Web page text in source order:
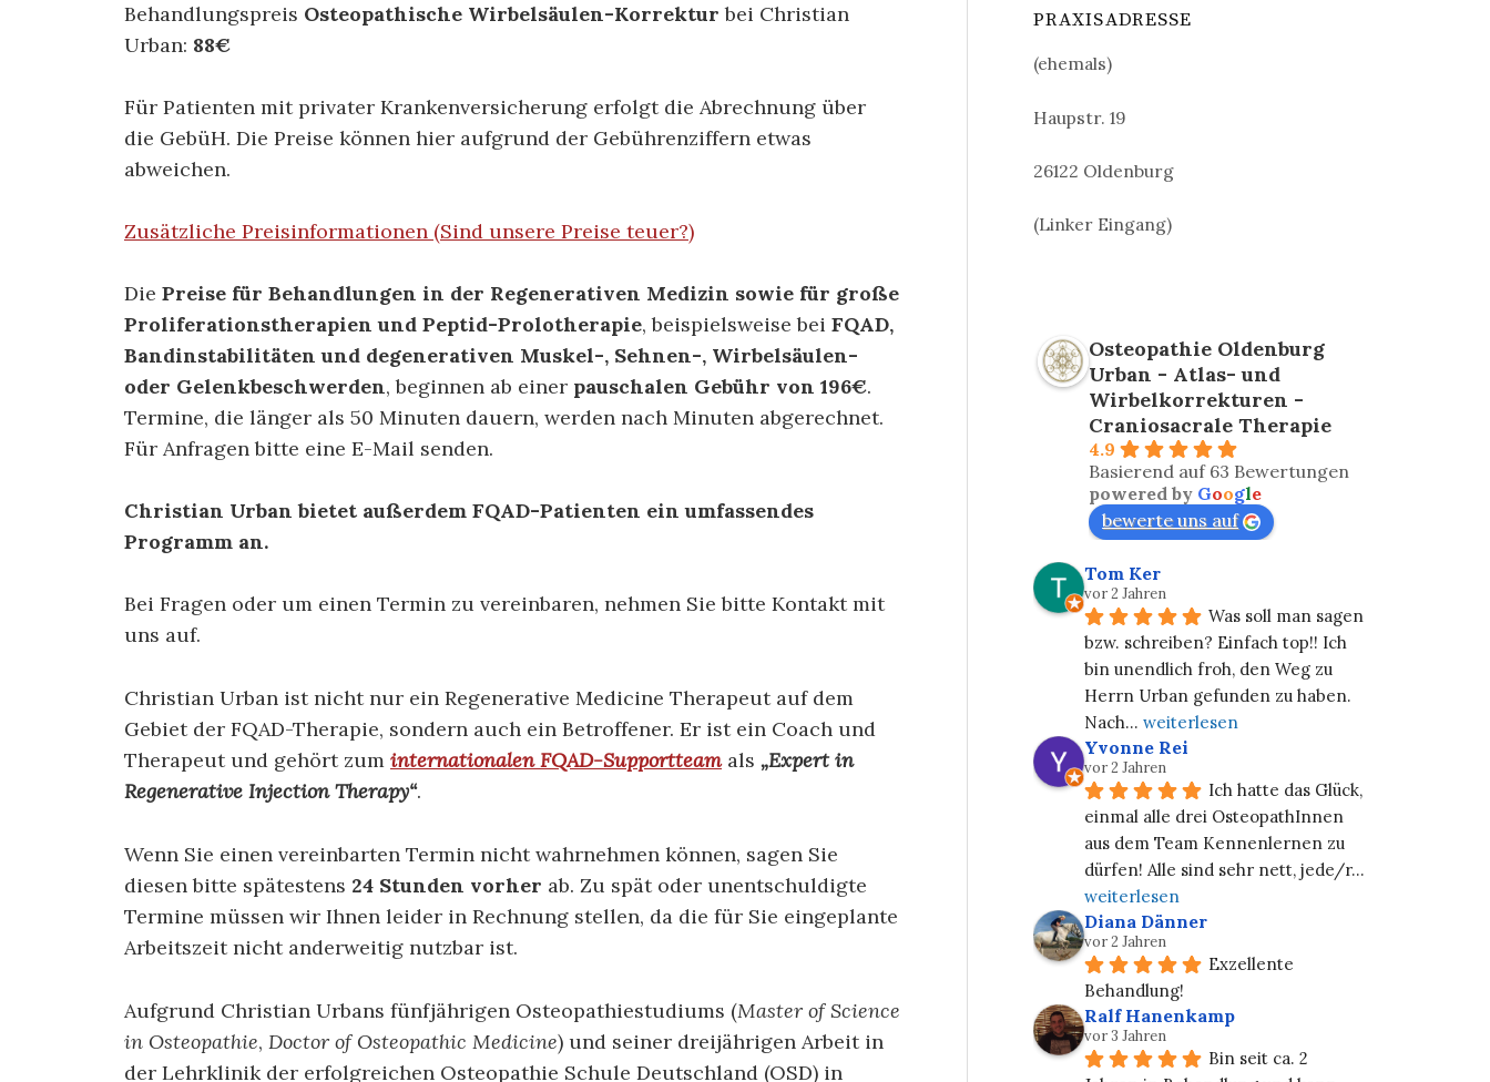
Behandlungspreis Osteopathische Wirbelsäulen-Korrektur bei Christian
Urban: 88€
Für Patienten mit privater Krankenversicherung erfolgt die Abrechnung über
die GebüH. Die Preise können hier aufgrund der Gebührenziffern etwas
abweichen.
Zusätzliche Preisinformationen (Sind unsere Preise teuer?)
Die Preise für Behandlungen in der Regenerativen Medizin sowie für große
Proliferationstherapien und Peptid-Prolotherapie, beispielsweise bei FQAD,
Bandinstabilitäten und degenerativen Muskel-, Sehnen-, Wirbelsäulen-
oder Gelenkbeschwerden, beginnen ab einer pauschalen Gebühr von 196€.
Termine, die länger als 50 Minuten dauern, werden nach Minuten abgerechnet.
Für Anfragen bitte eine E-Mail senden.
Christian Urban bietet außerdem FQAD-Patienten ein umfassendes
Programm an.
Bei Fragen oder um einen Termin zu vereinbaren, nehmen Sie bitte Kontakt mit
uns auf.
Christian Urban ist nicht nur ein Regenerative Medicine Therapeut auf dem
Gebiet der FQAD-Therapie, sondern auch ein Betroffener. Er ist ein Coach und
Therapeut und gehört zum internationalen FQAD-Supportteamals „Expert in
Regenerative Injection Therapy“.
Wenn Sie einen vereinbarten Termin nicht wahrnehmen können, sagen Sie
diesen bitte spätestens 24 Stunden vorher ab. Zu spät oder unentschuldigte
Termine müssen wir Ihnen leider in Rechnung stellen, da die für Sie eingeplante
Arbeitszeit nicht anderweitig nutzbar ist.
Aufgrund Christian Urbans fünfjährigen Osteopathiestudiums (Master of Science
in Osteopathie, Doctor of Osteopathic Medicine) und seiner dreijährigen Arbeit in
der Lehrklinik der erfolgreichen Osteopathie Schule Deutschland (OSD) in
PRAXISADRESSE
(ehemals)
Haupstr. 19
26122 Oldenburg
(Linker Eingang)
Osteopathie Oldenburg
Urban - Atlas- und
Wirbelkorrekturen -
Craniosacrale Therapie
4.9
Basierend auf 63 Bewertungen
powered by Google
bewerte uns auf
Tom Ker
vor 2 Jahren
Was soll man sagen
bzw. schreiben? Einfach top!! Ich
bin unendlich froh, den Weg zu
Herrn Urban gefunden zu haben.
Nach... weiterlesen
Yvonne Rei
vor 2 Jahren
Ich hatte das Glück,
einmal alle drei OsteopathInnen
aus dem Team Kennenlernen zu
dürfen! Alle sind sehr nett, jede/r
weiterlesen
Diana Dänner
vor 2 Jahren
Exzellente
Behandlung!
Ralf Hanenkamp
vor 3 Jahren
Bin seit ca. 2